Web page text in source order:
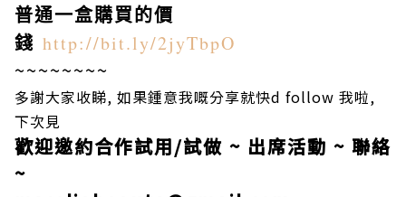
普通一盒購買的價
錢 http://bit.ly/2jyTbpO
~~~~~~~~
多謝大家收睇, 如果鍾意我嘅分享就快d follow 我啦,
下次見
歡迎邀約合作試用/試做 ~ 出席活動 ~ 聯絡
~